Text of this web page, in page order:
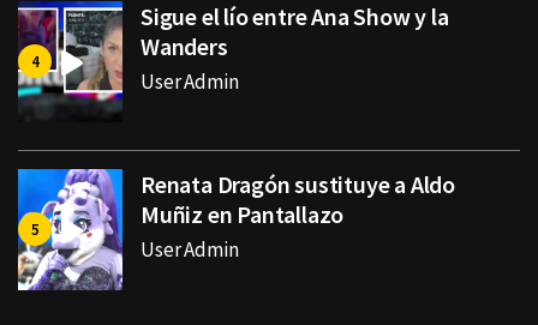
Sigue el lío entre Ana Show y la
Wanders
User Admin
Renata Dragón sustituye a Aldo
Muñiz en Pantallazo
User Admin